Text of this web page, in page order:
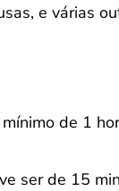
e várias
de 1
ser de 15